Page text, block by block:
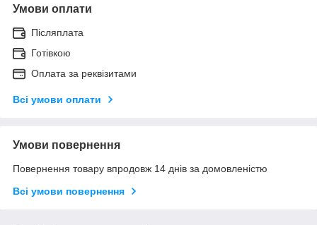
Умови оплати
Післяплата
Готівкою
Оплата за реквізитами
Всі умови оплати
Умови повернення
Повернення товару впродовж 14 днів за домовленістю
Всі умови повернення